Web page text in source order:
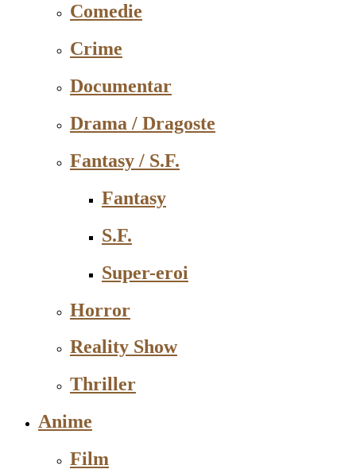
Comedie
Crime
Documentar
Drama / Dragoste
Fantasy / S.F.
Fantasy
S.F.
Super-eroi
Horror
Reality Show
Thriller
Anime
Film